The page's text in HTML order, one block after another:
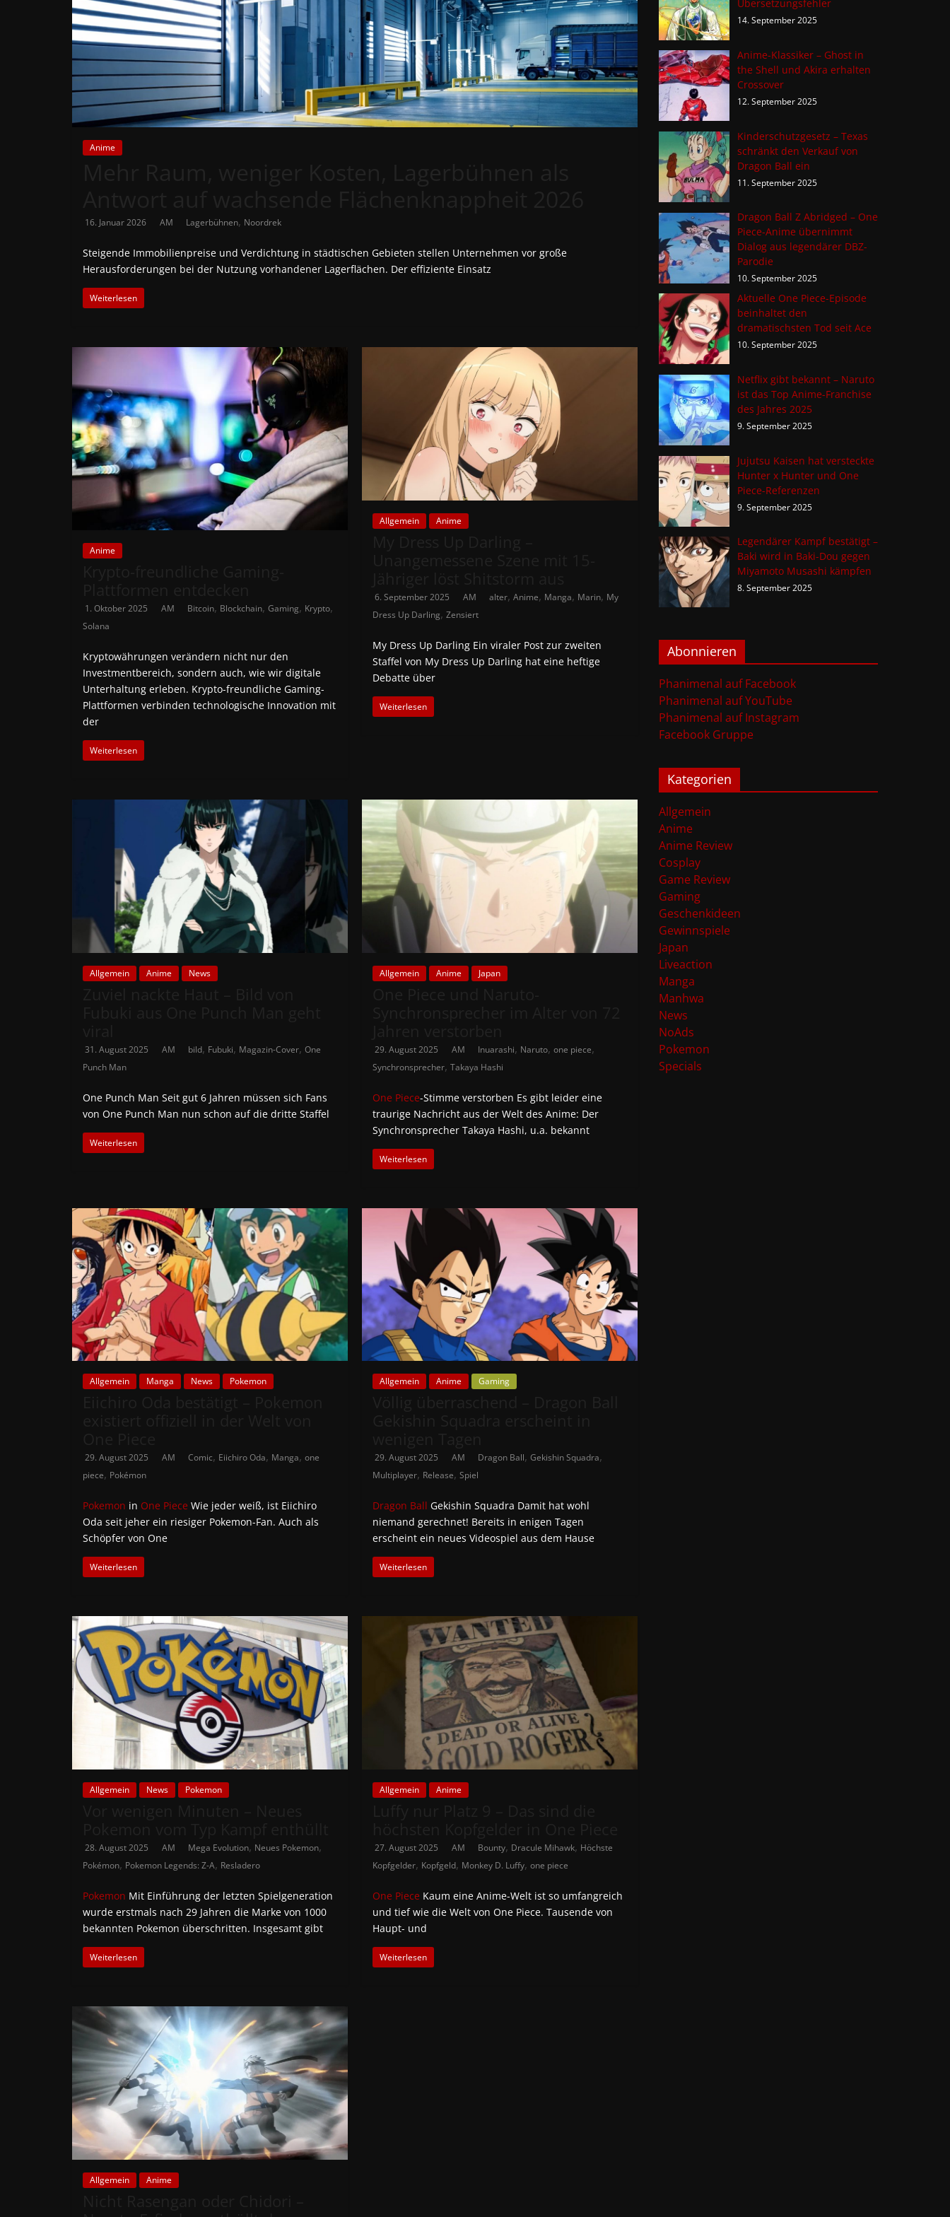
News
Auf
Phanimenal
findest
du
die
aktuellsten
Anime-
und
Anime
16. Januar 2026 AM Lagerbühnen, Noordrek
Steigende Immobilienpreise und Verdichtung in städtischen Gebieten stellen Unternehmen vor große
Herausforderungen bei der Nutzung vorhandener Lagerflächen. Der effiziente Einsatz
Weiterlesen
Anime
1. Oktober 2025 AM Bitcoin, Blockchain, Gaming, Krypto,
Solana
Kryptowährungen verändern nicht nur den
Investmentbereich, sondern auch, wie wir digitale
Unterhaltung erleben. Krypto-freundliche Gaming-
Plattformen verbinden technologische Innovation mit
der
Weiterlesen
Allgemein Anime
6. September 2025 AM alter,Anime, Manga, Marin, My
Dress Up Darling,Zensiert
My Dress Up Darling Ein viraler Post zur zweiten
Staffel von My Dress Up Darling hat eine heftige
Debatte über
Weiterlesen
Allgemein Anime News
31. August 2025 AM bild, Fubuki, Magazin-Cover, One
Punch Man
One Punch Man Seit gut 6 Jahren müssen sich Fans
von One Punch Man nun schon auf die dritte Staffel
Weiterlesen
Allgemein Anime Japan
29. August 2025 AM Inuarashi, Naruto,one piece,
Synchronsprecher,Takaya Hashi
One Piece-Stimme verstorben Es gibt leider eine
traurige Nachricht aus der Welt des Anime: Der
Synchronsprecher Takaya Hashi, u.a. bekannt
Weiterlesen
Allgemein Manga News Pokemon
29. August 2025 AM Comic, Eiichiro Oda, Manga, one
piece, Pokémon
Pokemon in One Piece Wie jeder weiß, ist Eiichiro
Oda seit jeher ein riesiger Pokemon-Fan. Auch als
Schöpfer von One
Weiterlesen
Allgemein Anime Gaming
29. August 2025 AM Dragon Ball,Gekishin Squadra,
Multiplayer, Release,Spiel
Dragon Ball Gekishin Squadra Damit hat wohl
niemand gerechnet! Bereits in enigen Tagen
erscheint ein neues Videospiel aus dem Hause
Weiterlesen
Allgemein News Pokemon
28. August 2025 AM Mega Evolution, Neues Pokemon,
Pokémon, Pokemon Legends: Z-A, Resladero
Pokemon Mit Einführung der letzten Spielgeneration
wurde erstmals nach 29 Jahren die Marke von 1000
bekannten Pokemon überschritten. Insgesamt gibt
Weiterlesen
Allgemein Anime
27. August 2025 AM Bounty, Dracule Mihawk, Höchste
Kopfgelder, Kopfgeld, Monkey D. Luffy,one piece
One Piece Kaum eine Anime-Welt ist so umfangreich
und tief wie die Welt von One Piece. Tausende von
Haupt- und
Weiterlesen
Allgemein Anime
Übersetzungsfehler
14. September 2025
Anime-Klassiker – Ghost in
the Shell und Akira erhalten
Crossover
12. September 2025
Kinderschutzgesetz – Texas
schränkt den Verkauf von
Dragon Ball ein
11. September 2025
Dragon Ball Z Abridged – One
Piece-Anime übernimmt
Dialog aus legendärer DBZ-
Parodie
10. September 2025
Aktuelle One Piece-Episode
beinhaltet den
dramatischsten Tod seit Ace
10. September 2025
Netflix gibt bekannt – Naruto
ist das Top Anime-Franchise
des Jahres 2025
9. September 2025
Jujutsu Kaisen hat versteckte
Hunter x Hunter und One
Piece-Referenzen
9. September 2025
Legendärer Kampf bestätigt –
Baki wird in Baki-Dou gegen
Miyamoto Musashi kämpfen
8. September 2025
Abonnieren
Phanimenal auf Facebook
Phanimenal auf YouTube
Phanimenal auf Instagram
Facebook Gruppe
Kategorien
Allgemein
Anime
Anime Review
Cosplay
Game Review
Gaming
Geschenkideen
Gewinnspiele
Japan
Liveaction
Manga
Manhwa
News
NoAds
Pokemon
Specials